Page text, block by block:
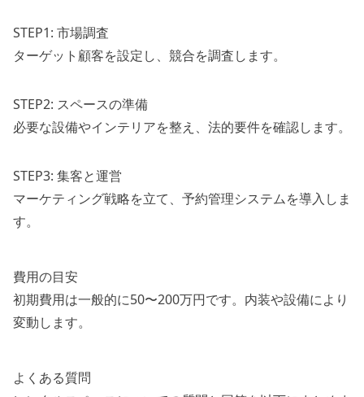
STEP1: 市場調査
ターゲット顧客を設定し、競合を調査します。
STEP2: スペースの準備
必要な設備やインテリアを整え、法的要件を確認します。
STEP3: 集客と運営
マーケティング戦略を立て、予約管理システムを導入しま
す。
費用の目安
初期費用は一般的に50〜200万円です。内装や設備により
変動します。
よくある質問